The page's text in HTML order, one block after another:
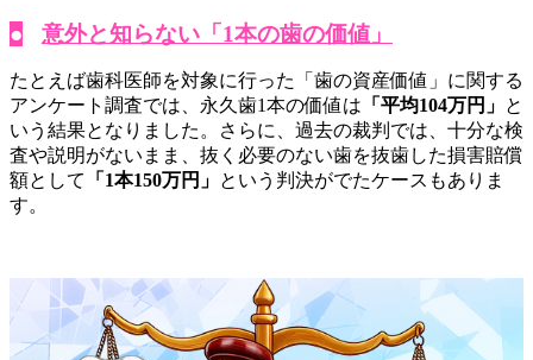
● 意外と知らない「1本の歯の価値」
たとえば歯科医師を対象に行った「歯の資産価値」に関する
アンケート調査では、永久歯1本の価値は 「平均104万円」 と
いう結果となりました。さらに、過去の裁判では、十分な検
査や説明がないまま、抜く必要のない歯を抜歯した損害賠償
額として
「1本150万円」 という判決がでたケースもありま
す。